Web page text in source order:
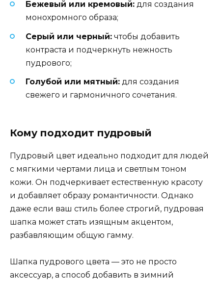
Бежевый или кремовый: для создания
монохромного образа;
Серый или черный: чтобы добавить
контраста и подчеркнуть нежность
пудрового;
Голубой или мятный: для создания
свежего и гармоничного сочетания.
Кому подходит пудровый
Пудровый цвет идеально подходит для людей
с мягкими чертами лица и светлым тоном
кожи. Он подчеркивает естественную красоту
и добавляет образу романтичности. Однако
даже если ваш стиль более строгий, пудровая
шапка может стать изящным акцентом,
разбавляющим общую гамму.
Шапка пудрового цвета — это не просто
аксессуар, а способ добавить в зимний